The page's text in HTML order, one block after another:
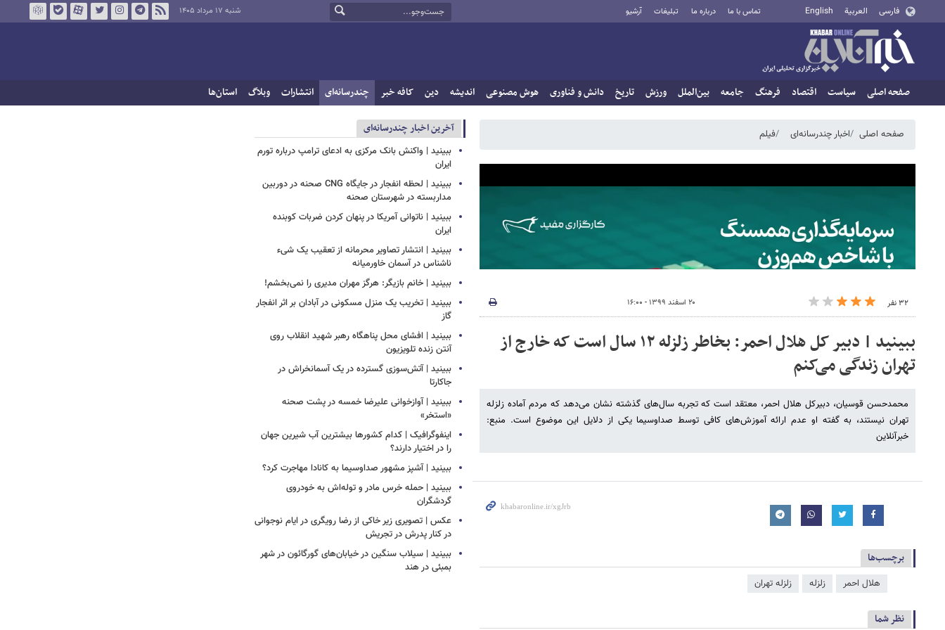
فارسی العربية English تماس با ما درباره ما تبلیغات آرشیو شنبه ۱۷ مرداد ۱۴۰۵
صفحه اصلی سیاست اقتصاد فرهنگ جامعه بین‌الملل ورزش تاریخ دانش و فناوری هوش مصنوعی اندیشه دین کافه خبر چندرسانه‌ای انتشارات وبلاگ استان‌ها
صفحه اصلی اخبار چندرسانه‌ای فیلم
۳۲ نفر ۲۰ اسفند ۱۳۹۹ - ۱۶:۰۰
ببینید | دبیر کل هلال احمر: بخاطر زلزله ۱۲ سال است که خارج از
تهران زندگی می‌کنم
محمدحسن قوسیان، دبیرکل هلال احمر، معتقد است که تجربه سال‌های گذشته نشان می‌دهد که مردم آماده زلزله
تهران نیستند، به گفته او عدم ارائه آموزش‌های کافی توسط صداوسیما یکی از دلایل این موضوع است. منبع:
خبرآنلاین
برچسب‌ها
هلال احمر زلزله زلزله تهران
نظر شما
آخرین اخبار چندرسانه‌ای
ببینید | واکنش بانک مرکزی به ادعای ترامپ درباره تورم
ایران
ببینید | لحظه انفجار در جایگاه CNG صحنه در دوربین
مداربسته در شهرستان صحنه
‏ببینید | ناتوانی آمریکا در پنهان کردن ضربات کوبنده
ایران
ببینید | انتشار تصاویر محرمانه از تعقیب یک شیء
ناشناس در آسمان خاورمیانه
ببینید | خانم بازیگر: هرگز مهران مدیری را نمی‌بخشم!
ببینید | تخریب یک منزل مسکونی در آبادان بر اثر انفجار
گاز
ببینید | افشای محل پناهگاه‌ رهبر شهید انقلاب روی
آنتن زنده تلویزیون
ببینید | ​​​​​​​آتش‌سوزی گسترده در یک آسمانخراش در
جاکارتا
ببینید | آوازخوانی علیرضا خمسه در پشت صحنه
«استخر»
اینفوگرافیک | کدام کشورها بیشترین آب شیرین جهان
را در اختیار دارند؟
ببینید | آشپز مشهور صداوسیما به کانادا مهاجرت کرد؟
ببینید | حمله خرس مادر و توله‌اش به خودروی
گردشگران
عکس | تصویری زیر خاکی از رضا رویگری در ایام نوجوانی
در کنار پدرش در تجریش
ببینید | سیلاب‌ سنگین در خیابان‌های گورگائون در شهر
بمبئی در هند